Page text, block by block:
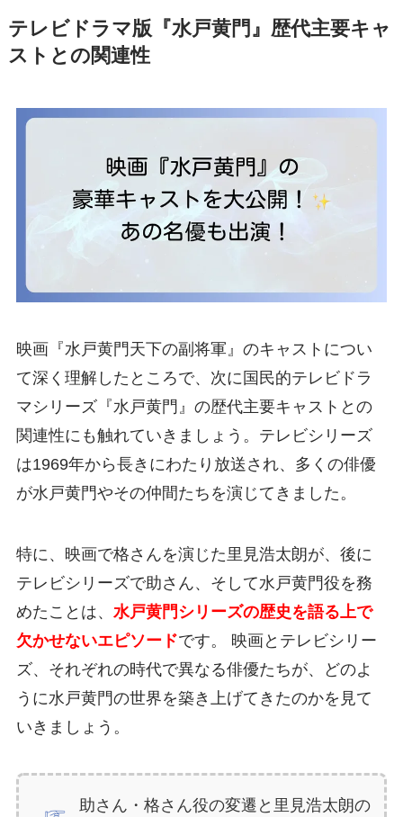
テレビドラマ版『水戸黄門』歴代主要キャ
ストとの関連性
映画『水戸黄門天下の副将軍』のキャストについ
て深く理解したところで、次に国民的テレビドラ
マシリーズ『水戸黄門』の歴代主要キャストとの
関連性にも触れていきましょう。テレビシリーズ
は1969年から長きにわたり放送され、多くの俳優
が水戸黄門やその仲間たちを演じてきました。
特に、映画で格さんを演じた里見浩太朗が、後に
テレビシリーズで助さん、そして水戸黄門役を務
めたことは、 水戸黄門シリーズの歴史を語る上で
欠かせないエピソードです。 映画とテレビシリー
ズ、それぞれの時代で異なる俳優たちが、どのよ
うに水戸黄門の世界を築き上げてきたのかを見て
いきましょう。
助さん・格さん役の変遷と里見浩太朗の